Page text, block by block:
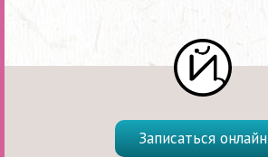
Записаться онлайн